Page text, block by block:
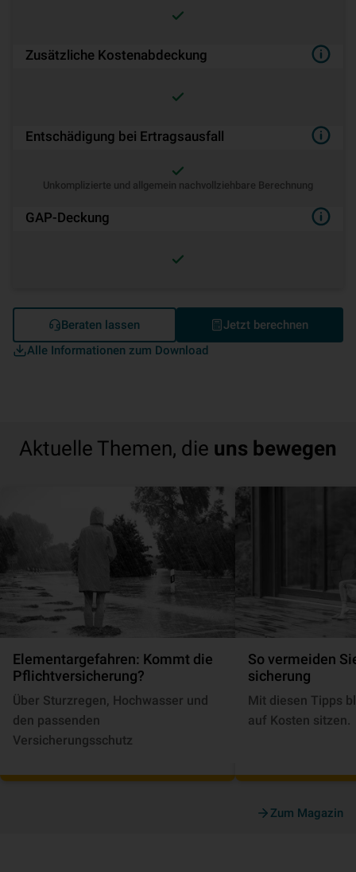
Zusätzliche Kostenabdeckung
Entschädigung bei Ertragsausfall
Unkomplizierte und allgemein nachvollziehbare Berechnung
GAP-Deckung
Alle Informationen zum Download
Beraten lassen Jetzt berechnen
Aktuelle Themen, die uns bewegen
Elementargefahren: Kommt die
Pflichtversicherung?
Über Sturzregen, Hochwasser und
den passenden
Versicherungsschutz
So vermeiden
si­che­rung
Mit diesen Tipps
auf Kosten sitzen.
Zum Magazin